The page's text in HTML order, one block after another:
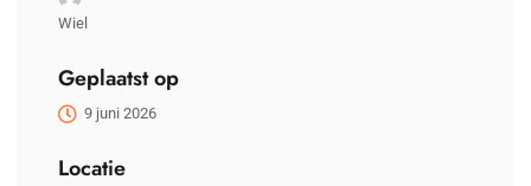
Wiel
Geplaatst op
9 juni 2026
Locatie